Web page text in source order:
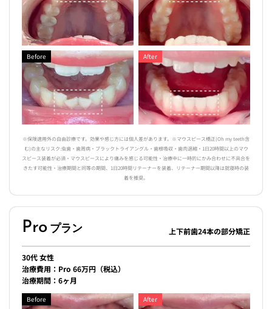
Before After
※保険適用外の自由診療です。効果や感じ方には個人差があります。※マウスピース橋正(Oh my teeth含
む)の主なリスク:虫歯・歯周病・ブラックトライアングル・歯根吸収・歯肉退縮・1日20時間以上のマウ
スピース装着が必須・マウスピースにより痛みを感じる可能性・治療中に一時的にかみ合わせに不具合を
きたす可能性・治療期間と同等の期間、1日20時間リテーナーを装着、リテーナー期間以降は就寝時の装
着を推奨。
Pro プラン 上下前歯24本の部分矯正
30代 女性
治療費用：Pro 66万円（税込）
治療期間：6ヶ月
Before After